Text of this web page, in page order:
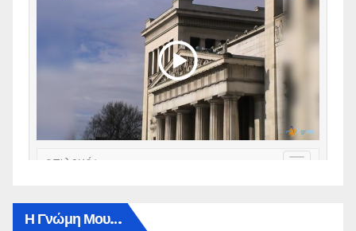
Η Γνώμη Μου…